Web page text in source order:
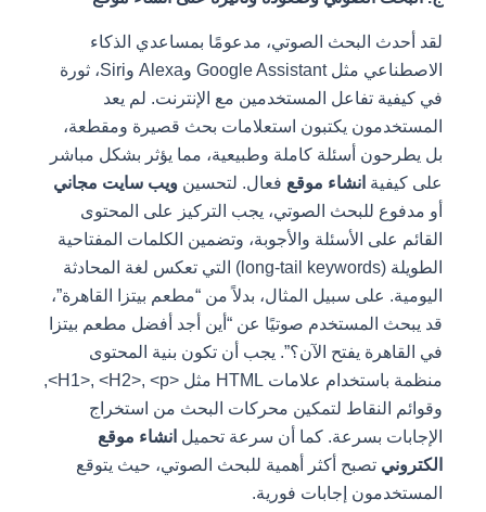
لقد أحدث البحث الصوتي، مدعومًا بمساعدي الذكاء
الاصطناعي مثل Google Assistant وAlexa وSiri، ثورة
في كيفية تفاعل المستخدمين مع الإنترنت. لم يعد
المستخدمون يكتبون استعلامات بحث قصيرة ومقطعة،
بل يطرحون أسئلة كاملة وطبيعية، مما يؤثر بشكل مباشر
على كيفيةانشاء موقعفعال. لتحسينويب سايت مجاني
أو مدفوع للبحث الصوتي، يجب التركيز على المحتوى
القائم على الأسئلة والأجوبة، وتضمين الكلمات المفتاحية
الطويلة (long-tail keywords) التي تعكس لغة المحادثة
اليومية. على سبيل المثال، بدلاً من “مطعم بيتزا القاهرة”،
قد يبحث المستخدم صوتيًا عن “أين أجد أفضل مطعم بيتزا
في القاهرة يفتح الآن؟”. يجب أن تكون بنية المحتوى
منظمة باستخدام علامات HTML مثل
<H1>
,<H2>,<p>
,
وقوائم النقاط لتمكين محركات البحث من استخراج
الإجابات بسرعة. كما أن سرعة تحميل انشاء موقع
الكترونيتصبح أكثر أهمية للبحث الصوتي، حيث يتوقع
المستخدمون إجابات فورية.